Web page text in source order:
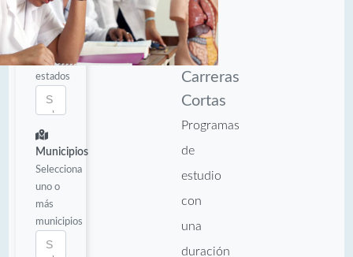
Estados
Selecciona
uno o
más
estados
Municipios
Selecciona
uno o
más
municipios
Carreras
Cortas
Programas
de
estudio
con
una
duración